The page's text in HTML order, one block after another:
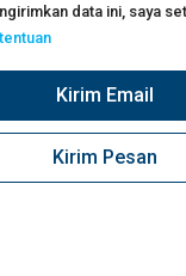
data ini, saya
Kirim Email
Kirim Pesan